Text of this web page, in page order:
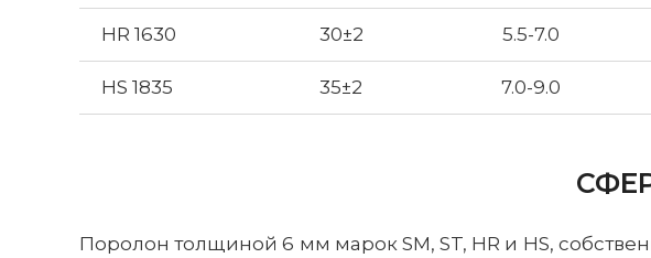
HR 1630 30±2 5.5-7.0
HS 1835 35±2 7.0-9.0
Поролон толщиной 6 мм марок SM, ST, HR и HS,